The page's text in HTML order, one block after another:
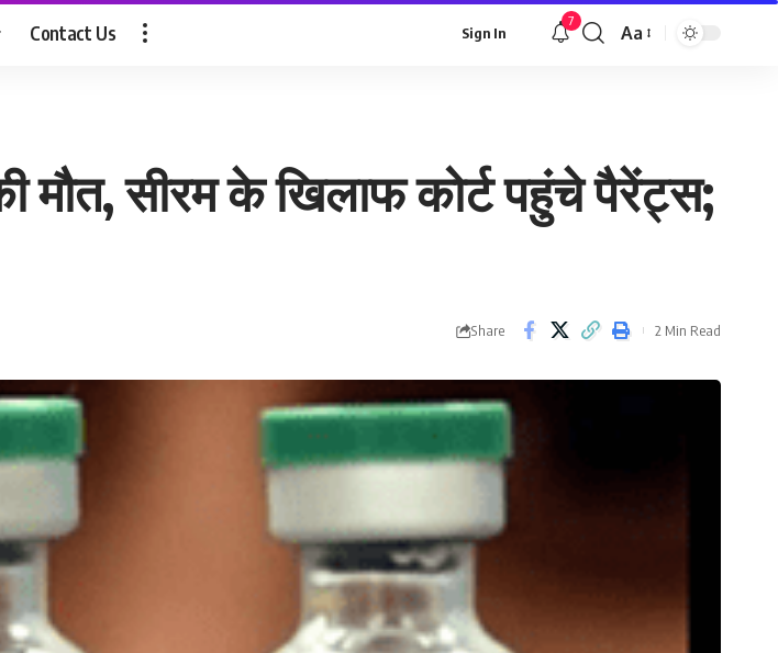
Contact Us Sign In
7
Font
Aa
मौत, सीरम के खिलाफ कोर्ट पहुंचे पैरेंट्स;
Share 2 Min Read